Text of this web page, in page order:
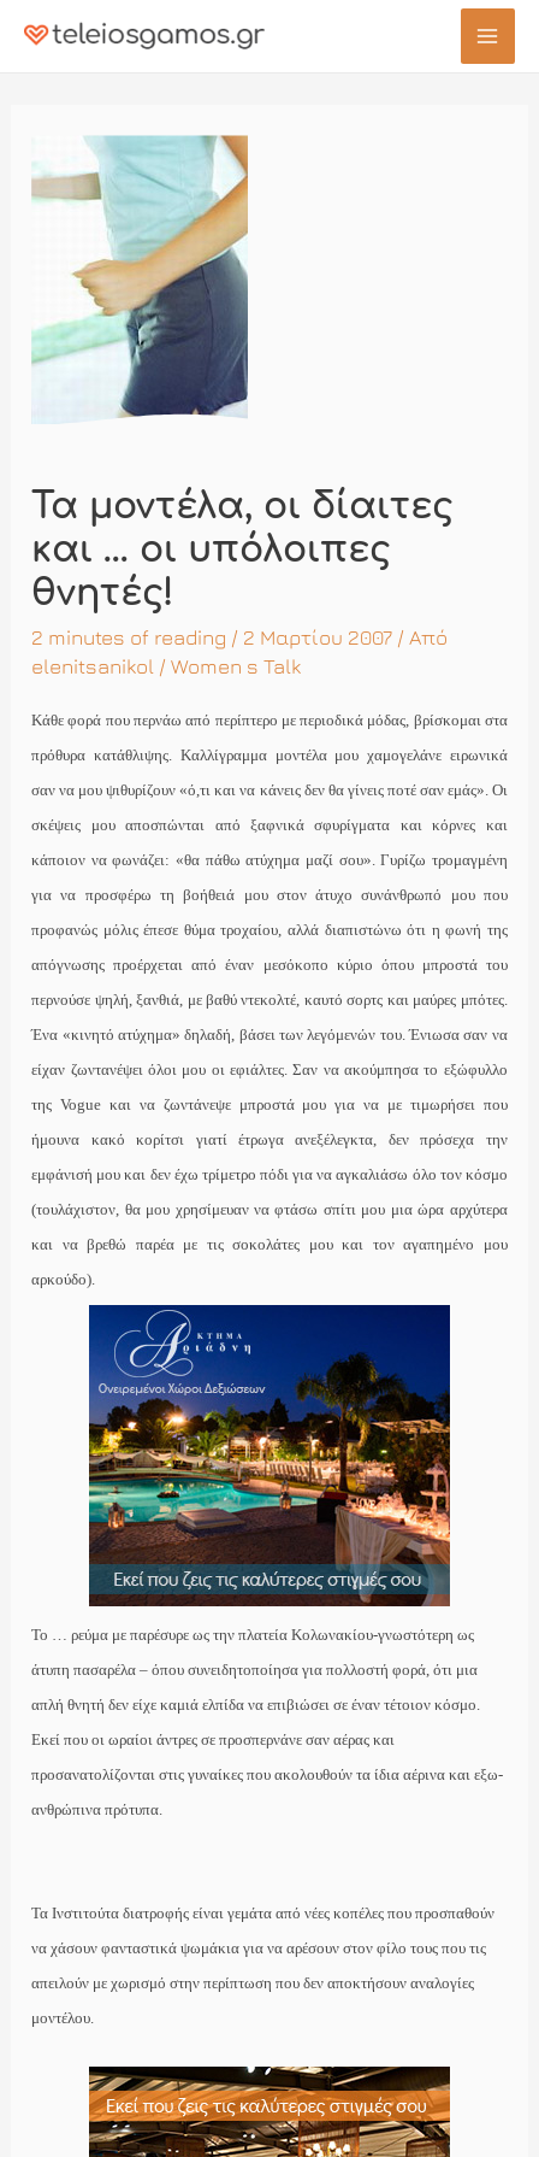
Μετάβαση
στο
Τα μοντέλα, oι δίαιτες
και … οι υπόλοιπες
θνητές!
2 minutes of reading / 2 Μαρτίου 2007 / Από
elenitsanikol /Women s Talk
Κάθε φορά που περνάω από περίπτερο με περιοδικά μόδας, βρίσκομαι στα
πρόθυρα κατάθλιψης. Καλλίγραμμα μοντέλα μου χαμογελάνε ειρωνικά
σαν να μου ψιθυρίζουν «ό,τι και να κάνεις δεν θα γίνεις ποτέ σαν εμάς». Οι
σκέψεις μου αποσπώνται από ξαφνικά σφυρίγματα και κόρνες και
κάποιον να φωνάζει: «θα πάθω ατύχημα μαζί σου». Γυρίζω τρομαγμένη
για να προσφέρω τη βοήθειά μου στον άτυχο συνάνθρωπό μου που
προφανώς μόλις έπεσε θύμα τροχαίου, αλλά διαπιστώνω ότι η φωνή της
απόγνωσης προέρχεται από έναν μεσόκοπο κύριο όπου μπροστά του
περνούσε ψηλή, ξανθιά, με βαθύ ντεκολτέ, καυτό σορτς και μαύρες μπότες.
Ένα «κινητό ατύχημα» δηλαδή, βάσει των λεγόμενών του. Ένιωσα σαν να
είχαν ζωντανέψει όλοι μου οι εφιάλτες. Σαν να ακούμπησα το εξώφυλλο
τηςVogue και να ζωντάνεψε μπροστά μου για να με τιμωρήσει που
ήμουνα κακό κορίτσι γιατί έτρωγα ανεξέλεγκτα, δεν πρόσεχα την
εμφάνισή μου και δεν έχω τρίμετρο πόδι για να αγκαλιάσω όλο τον κόσμο
(τουλάχιστον, θα μου χρησίμευαν να φτάσω σπίτι μου μια ώρα αρχύτερα
και να βρεθώ παρέα με τις σοκολάτες μου και τον αγαπημένο μου
αρκούδο).
Το … ρεύμα με παρέσυρε ως την πλατεία Κολωνακίου-γνωστότερη ως
άτυπη πασαρέλα – όπου συνειδητοποίησα για πολλοστή φορά, ότι μια
απλή θνητή δεν είχε καμιά ελπίδα να επιβιώσει σε έναν τέτοιον κόσμο.
Εκεί που οι ωραίοι άντρες σε προσπερνάνε σαν αέρας και
προσανατολίζονται στις γυναίκες που ακολουθούν τα ίδια αέρινα και εξω-
ανθρώπινα πρότυπα.
Τα Ινστιτούτα διατροφής είναι γεμάτα από νέες κοπέλες που προσπαθούν
να χάσουν φανταστικά ψωμάκια για να αρέσουν στον φίλο τους που τις
απειλούν με χωρισμό στην περίπτωση που δεν αποκτήσουν αναλογίες
μοντέλου.